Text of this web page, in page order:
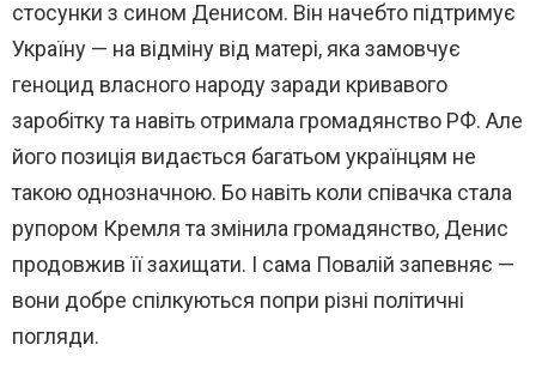
стосунки з сином Денисом. Він начебто підтримує
Україну — на відміну від матері, яка замовчує
геноцид власного народу заради кривавого
заробітку та навіть отримала громадянство РФ. Але
його позиція видається багатьом українцям не
такою однозначною. Бо навіть коли співачка стала
рупором Кремля та змінила громадянство, Денис
продовжив її захищати. І сама Повалій запевняє —
вони добре спілкуються попри різні політичні
погляди.